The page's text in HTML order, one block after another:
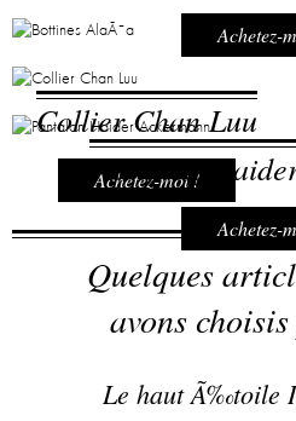
Achetez-
Collier Chan Luu
Achetez-moi !
Pantalon
Achetez-
Quelques
avons
Le haut Ã‰toile